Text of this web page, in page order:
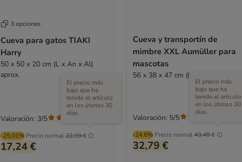
3 opciones
Cueva para gatos TIAKI
Harry
50 x 50 x 20 cm (L x An x Al)
aprox.
-25.01% Precio normal22,99 €
El precio más
bajo que ha
tenido el artículo
en los útimos 30
días.
17,24 €
Valoración: 3/5
Cueva y transportín de
mimbre XXL Aumüller para
mascotas
56 x 38 x 47 cm (L x An x Al)
-24.6% Precio normal43,49 €
El precio más
bajo que ha
tenido el artículo
en los útimos 30
días.
32,79 €
Valoración: 5/5